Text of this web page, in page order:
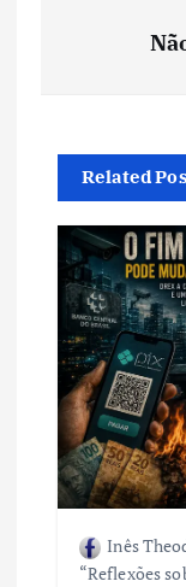
v
e
g
a
ç
ã
o
Related
Inês
“Reflexões